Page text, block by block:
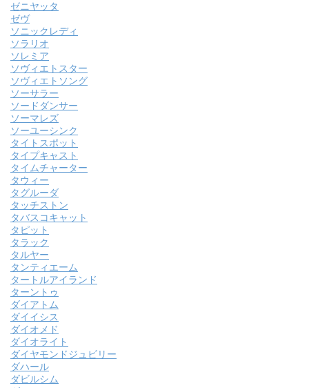
ゼニヤッタ
ゼヴ
ソニックレディ
ソラリオ
ソレミア
ソヴィエトスター
ソヴィエトソング
ソーサラー
ソードダンサー
ソーマレズ
ソーユーシンク
タイトスポット
タイプキャスト
タイムチャーター
タウィー
タグルーダ
タッチストン
タバスコキャット
タピット
タラック
タルヤー
タンティエーム
タートルアイランド
ターントゥ
ダイアトム
ダイイシス
ダイオメド
ダイオライト
ダイヤモンドジュビリー
ダハール
ダビルシム